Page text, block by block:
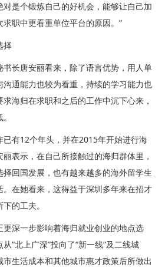
是个锻炼自己的好机会，能够让自己加
职中更看重单位平台的原因。”
择
长唐安丽看来，除了语言优势，用人单
通能力也较为看重，持续的学习能力也
海归在求职和之后的工作中沉下心来，
有12个年头，并在2015年开始进行海
表示，在自己所接触过的海归群体里，
回国发展，也有越来越多的海外留学生
在她看来，这得益于深圳多年来在招才
的工夫。
深一步影响着海归就业创业的地点选
“北上广深”投向了“新一线”及二线城
生活成本和其他城市惠才政策后所做出